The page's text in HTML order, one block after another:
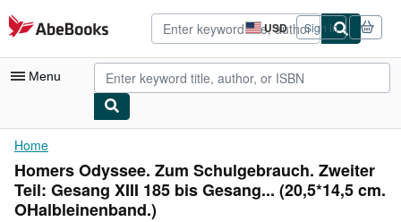
Skip to main content
AbeBooks.com USD
Site
shopping
preferences
Sign in
Menu
My Account
My Purchases
Advanced Search
Home
Homers Odyssee. Zum Schulgebrauch. Zweiter
Teil: Gesang XIII 185 bis Gesang... (20,5*14,5 cm.
OHalbleinenband.)